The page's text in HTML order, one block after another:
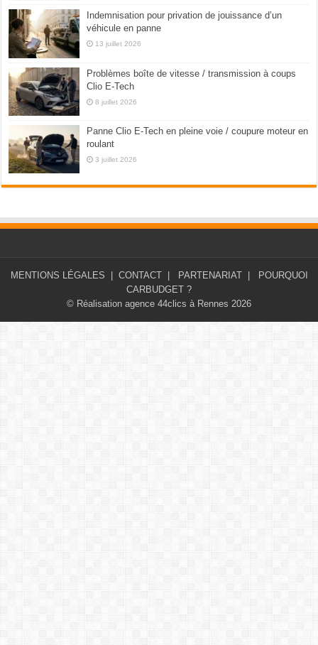
Indemnisation pour privation de jouissance d’un
véhicule en panne
13 juillet 2026
Problèmes boîte de vitesse / transmission à coups
Clio E-Tech
8 juillet 2026
Panne Clio E-Tech en pleine voie / coupure moteur en
roulant
3 juillet 2026
MENTIONS LÉGALES CONTACT| PARTENARIAT|
POURQUOI
CARBUDGET ?
© Réalisation agence 44clics à Rennes 2026